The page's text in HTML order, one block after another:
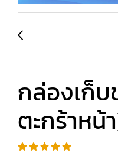
กล่องเก็บ
ตะกร้าหน้